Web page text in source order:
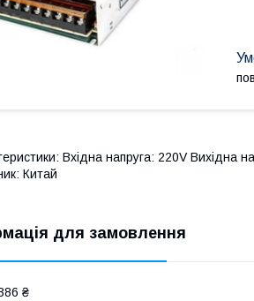
Вхідна напруга: 220V Вихідна
Китай
для замовлення
₴